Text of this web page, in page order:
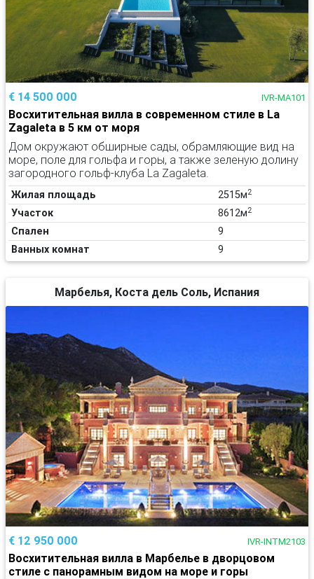
€ 14 500 000 IVR-MA101
Восхитительная вилла в современном стиле в La
Zagaleta в 5 км от моря
Дом окружают обширные сады, обрамляющие вид на
море, поле для гольфа и горы, а также зеленую долину
загородного гольф-клуба La Zagaleta.
Жилая площадь 2515м2
Участок 8612м2
Спален
9
Ванных комнат
9
Марбелья, Коста дель Соль, Испания
€ 12 950 000 IVR-INTM2103
Восхитительная вилла в Марбелье в дворцовом
стиле с панорамным видом на море и горы